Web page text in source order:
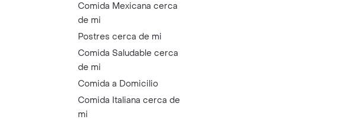
Comida Mexicana cerca
de mi
Postres cerca de mi
Comida Saludable cerca
de mi
Comida a Domicilio
Comida Italiana cerca de
mi